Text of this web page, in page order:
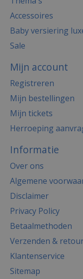
Accessoires
Baby versiering
Sale
Mijn account
Registreren
Mijn bestellingen
Mijn tickets
Herroeping
Informatie
Over ons
Algemene
Disclaimer
Privacy Policy
Betaalmethoden
Verzenden &
Klantenservice
Sitemap